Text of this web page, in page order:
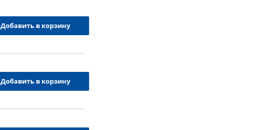
Добавить в корзину
Добавить в корзину